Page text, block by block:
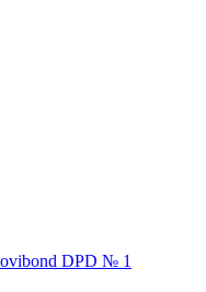
DPD № 1